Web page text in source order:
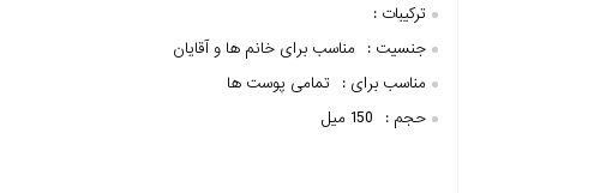
ترکیبات :
جنسیت :
مناسب برای خانم ها و آقایان
مناسب برای :
تمامی پوست ها
حجم :
150 میل